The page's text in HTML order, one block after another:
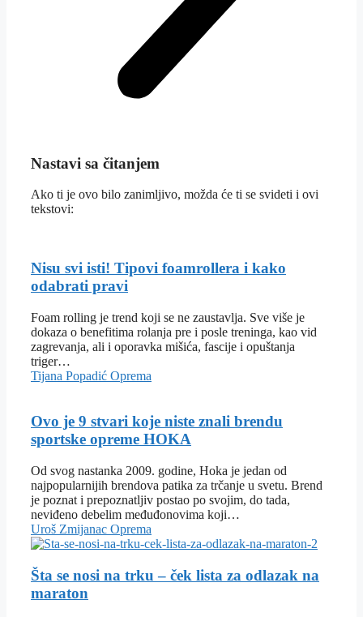
Nastavi sa čitanjem
Ako ti je ovo bilo zanimljivo, možda će ti se svideti i ovi
tekstovi:
Nisu svi isti! Tipovi foamrollera i kako
odabrati pravi
Foam rolling je trend koji se ne zaustavlja. Sve više je
dokaza o benefitima rolanja pre i posle treninga, kao vid
zagrevanja, ali i oporavka mišića, fascije i opuštanja
triger…
Tijana Popadić Oprema
Ovo je 9 stvari koje niste znali brendu
sportske opreme HOKA
Od svog nastanka 2009. godine, Hoka je jedan od
najpopularnijih brendova patika za trčanje u svetu. Brend
je poznat i prepoznatljiv postao po svojim, do tada,
neviđeno debelim međuđonovima koji…
Uroš Zmijanac Oprema
Šta se nosi na trku – ček lista za odlazak na
maraton